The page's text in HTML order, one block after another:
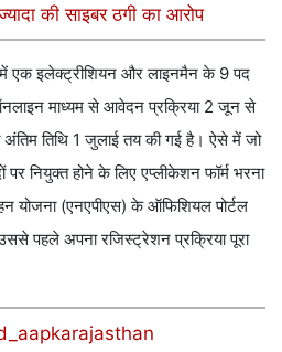
की साइबर ठगी का आरोप
में एक इलेक्ट्रीशियन और लाइनमैन के 9 पद
माध्यम से आवेदन प्रक्रिया 2 जून से
तिथि 1 जुलाई तय की गई है। ऐसे में जो
पर नियुक्त होने के लिए एप्लीकेशन फॉर्म भरना
योजना (एनएपीएस) के ऑफिशियल पोर्टल
पहले अपना रजिस्ट्रेशन प्रक्रिया पूरा